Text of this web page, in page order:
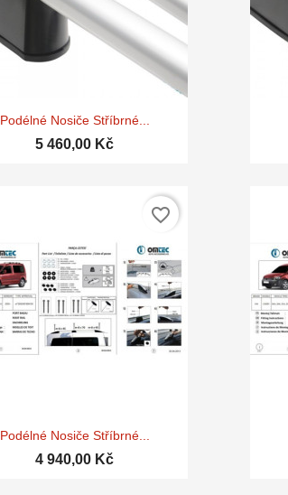
Rychlý náhled
Podélné Nosiče Stříbrné...
5 460,00 Kč
Rychlý náhled
Podélné Nosiče Stříbrné...
4 940,00 Kč
favorite_border